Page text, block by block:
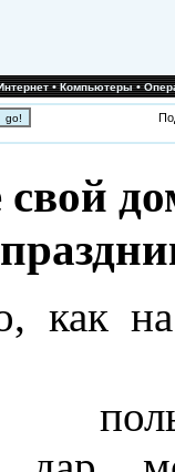
•Компьютеры•
как